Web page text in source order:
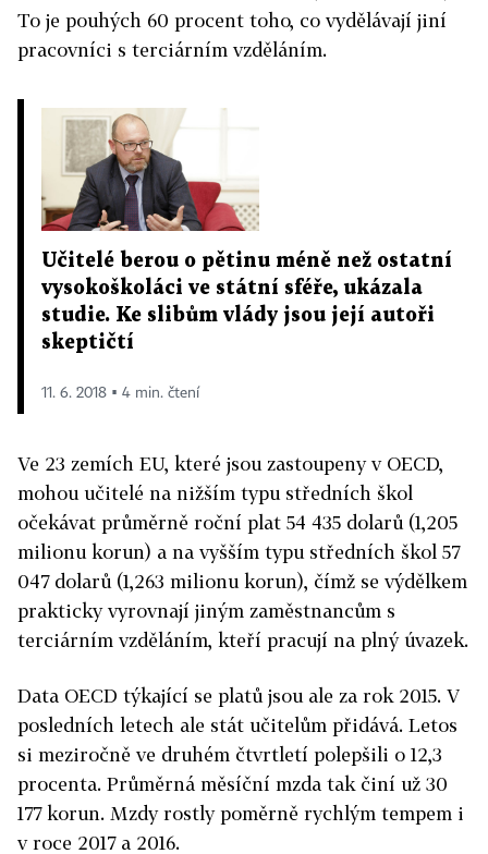
To je pouhých 60 procent toho, co vydělávají jiní
pracovníci s terciárním vzděláním.
Učitelé berou o pětinu méně než ostatní
vysokoškoláci ve státní sféře, ukázala
studie. Ke slibům vlády jsou její autoři
skeptičtí
11. 6. 2018 ▪ 4 min. čtení
Ve 23 zemích EU, které jsou zastoupeny v OECD,
mohou učitelé na nižším typu středních škol
očekávat průměrně roční plat 54 435 dolarů (1,205
milionu korun) a na vyšším typu středních škol 57
047 dolarů (1,263 milionu korun), čímž se výdělkem
prakticky vyrovnají jiným zaměstnancům s
terciárním vzděláním, kteří pracují na plný úvazek.
Data OECD týkající se platů jsou ale za rok 2015. V
posledních letech ale stát učitelům přidává. Letos
si meziročně ve druhém čtvrtletí polepšili o 12,3
procenta. Průměrná měsíční mzda tak činí už 30
177 korun. Mzdy rostly poměrně rychlým tempem i
v roce 2017 a 2016.